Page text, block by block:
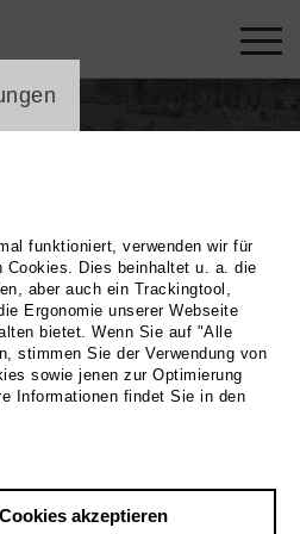
...
funktioniert, verwenden wir für
Cookies. Dies beinhaltet u. a. die
aber auch ein Trackingtool,
Ergonomie unserer Webseite
bietet. Wenn Sie auf "Alle
stimmen Sie der Verwendung von
sowie jenen zur Optimierung
Informationen findet Sie in den
akzeptieren